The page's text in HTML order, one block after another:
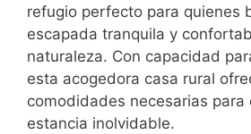
refugio perfecto para quienes
escapada tranquila y
naturaleza. Con capacidad
esta acogedora casa rural
comodidades necesarias
estancia inolvidable.